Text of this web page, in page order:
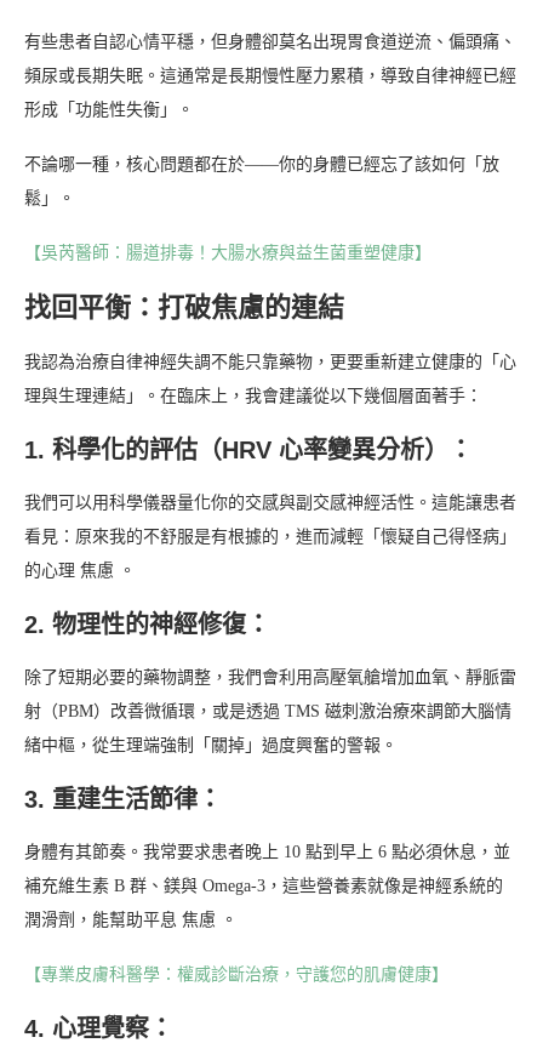
有些患者自認心情平穩，但身體卻莫名出現胃食道逆流、偏頭痛、
頻尿或長期失眠。這通常是長期慢性壓力累積，導致自律神經已經
形成「功能性失衡」。
不論哪一種，核心問題都在於——你的身體已經忘了該如何「放
鬆」。
【吳芮醫師：腸道排毒！大腸水療與益生菌重塑健康】
找回平衡：打破焦慮的連結
我認為治療自律神經失調不能只靠藥物，更要重新建立健康的「心
理與生理連結」。在臨床上，我會建議從以下幾個層面著手：
1. 科學化的評估（HRV 心率變異分析）：
我們可以用科學儀器量化你的交感與副交感神經活性。這能讓患者
看見：原來我的不舒服是有根據的，進而減輕「懷疑自己得怪病」
的心理 焦慮 。
2. 物理性的神經修復：
除了短期必要的藥物調整，我們會利用高壓氧艙增加血氧、靜脈雷
射（PBM）改善微循環，或是透過 TMS 磁刺激治療來調節大腦情
緒中樞，從生理端強制「關掉」過度興奮的警報。
3. 重建生活節律：
身體有其節奏。我常要求患者晚上 10 點到早上 6 點必須休息，並
補充維生素 B 群、鎂與 Omega-3，這些營養素就像是神經系統的
潤滑劑，能幫助平息 焦慮 。
【專業皮膚科醫學：權威診斷治療，守護您的肌膚健康】
4. 心理覺察：